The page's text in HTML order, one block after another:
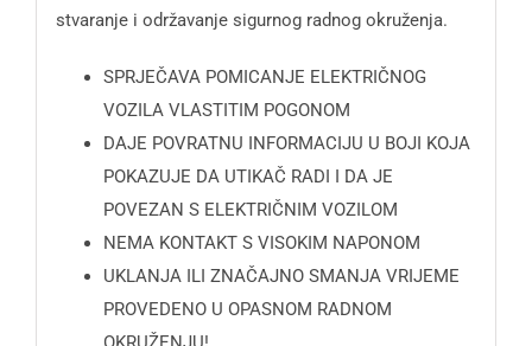
stvaranje i održavanje sigurnog radnog okruženja.
SPRJEČAVA POMICANJE ELEKTRIČNOG
VOZILA VLASTITIM POGONOM
DAJE POVRATNU INFORMACIJU U BOJI KOJA
POKAZUJE DA UTIKAČ RADI I DA JE
POVEZAN S ELEKTRIČNIM VOZILOM
NEMA KONTAKT S VISOKIM NAPONOM
UKLANJA ILI ZNAČAJNO SMANJA VRIJEME
PROVEDENO U OPASNOM RADNOM